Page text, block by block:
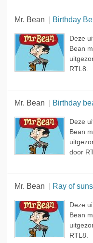
Mr. Bean Birthday
Deze
Bean
RTL8.
Mr. Bean Birthday
Deze
Bean
door
Mr. Bean Ray of
Deze
Bean
RTL8.